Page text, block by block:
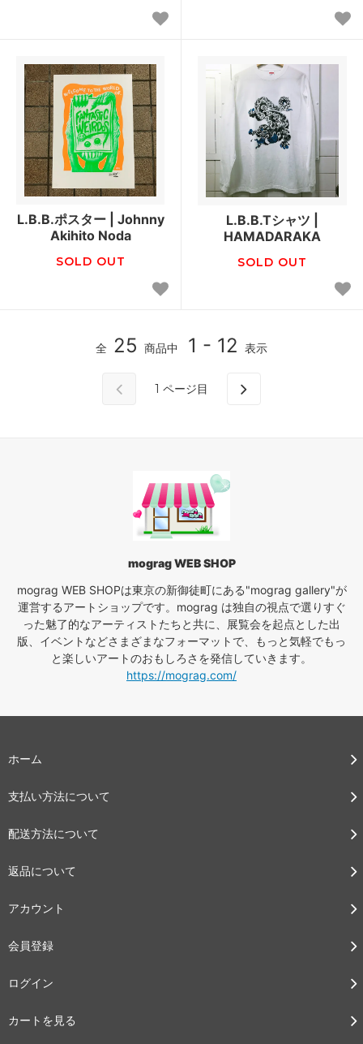
L.B.B.ポスター | Johnny
Akihito Noda
SOLD OUT
L.B.B.Tシャツ |
HAMADARAKA
SOLD OUT
全 25 商品中 1 - 12 表示
1 ページ目
mograg WEB SHOP
mograg WEB SHOPは東京の新御徒町にある"mograg gallery"が
運営するアートショップです。mograg は独自の視点で選りすぐ
った魅了的なアーティストたちと共に、展覧会を起点とした出
版、イベントなどさまざまなフォーマットで、もっと気軽でもっ
と楽しいアートのおもしろさを発信していきます。
https://mograg.com/
ホーム
支払い方法について
配送方法について
返品について
アカウント
会員登録
ログイン
カートを見る